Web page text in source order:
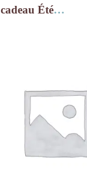
cadeau Été…